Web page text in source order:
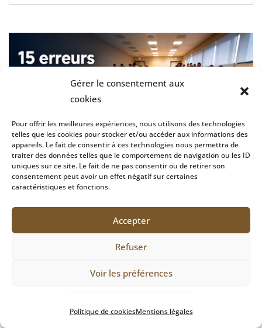
Gérer le consentement aux
cookies
Pour offrir les meilleures expériences, nous utilisons des technologies
telles que les cookies pour stocker et/ou accéder aux informations des
appareils. Le fait de consentir à ces technologies nous permettra de
traiter des données telles que le comportement de navigation ou les ID
uniques sur ce site. Le fait de ne pas consentir ou de retirer son
consentement peut avoir un effet négatif sur certaines
caractéristiques et fonctions.
Accepter
Refuser
Voir les préférences
Politique de cookiesMentions légales
15 erreurs qui empêchent les
étudiants de trouver un stage ou